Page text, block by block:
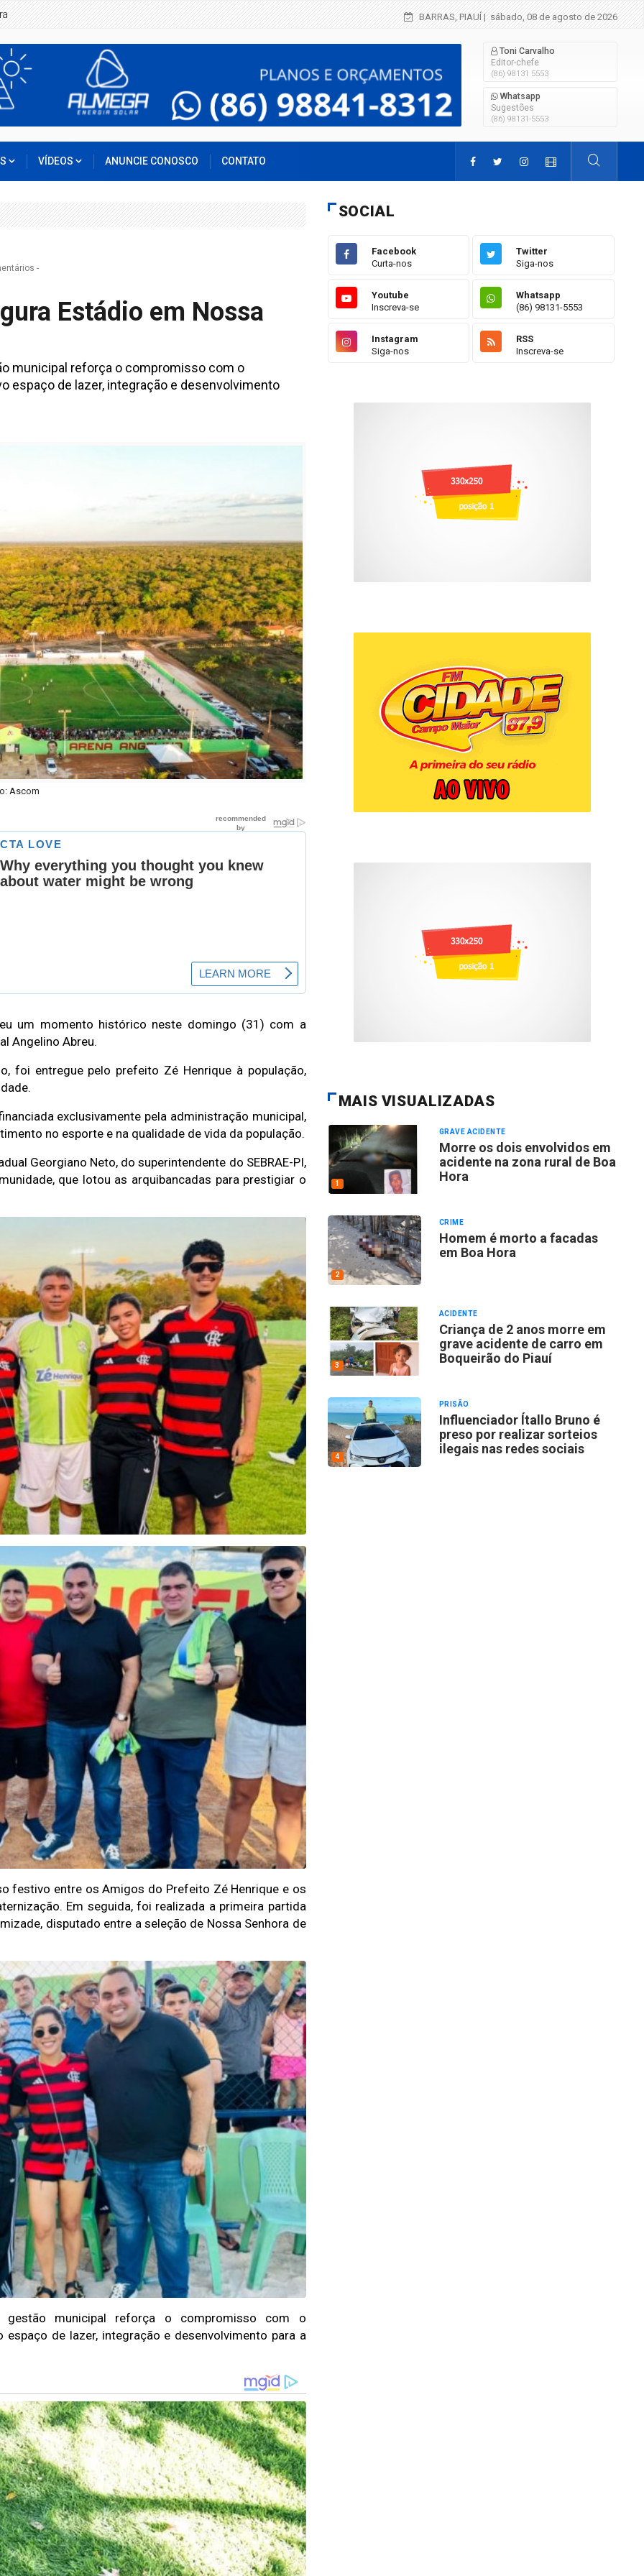
Criança de 2 anos morre em grave
BARRAS, PIAUÍ| sábado, 08 de agosto de 2026
Toni Carvalho
Editor-chefe
(86) 98131 5553
Whatsapp
Sugestões
(86) 98131-5553
VÍDEOS ANUNCIE CONOSCO CONTATO
-
Estádio em Nossa
municipal reforça o compromisso com o
espaço de lazer, integração e desenvolvimento
Ascom
um momento histórico neste domingo (31) com a
Angelino Abreu.
foi entregue pelo prefeito Zé Henrique à população,
exclusivamente pela administração municipal,
no esporte e na qualidade de vida da população.
Georgiano Neto, do superintendente do SEBRAE-PI,
que lotou as arquibancadas para prestigiar o
festivo entre os Amigos do Prefeito Zé Henrique e os
Em seguida, foi realizada a primeira partida
disputado entre a seleção de Nossa Senhora de
municipal reforça o compromisso com o
de lazer, integração e desenvolvimento para a
SOCIAL
Facebook
Curta-nos
Twitter
Siga-nos
Youtube
Inscreva-se
Whatsapp
(86) 98131-5553
Instagram
Siga-nos
RSS
Inscreva-se
MAIS VISUALIZADAS
1
GRAVE ACIDENTE
Morre os dois envolvidos em
acidente na zona rural de Boa
Hora
2
CRIME
Homem é morto a facadas
em Boa Hora
3
ACIDENTE
Criança de 2 anos morre em
grave acidente de carro em
Boqueirão do Piauí
4
PRISÃO
Influenciador Ítallo Bruno é
preso por realizar sorteios
ilegais nas redes sociais